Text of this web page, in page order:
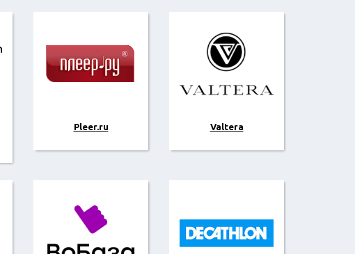
Pleer.ru Valtera